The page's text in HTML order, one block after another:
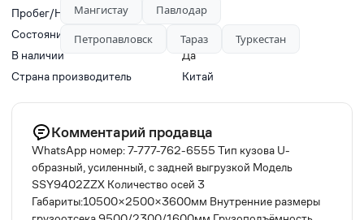
Пробег/Наработки двигателя
0
Состояние
Б/у
В наличии
Да
Страна производитель
Китай
Комментарий продавца
WhatsApp номер: 7-777-762-6555 Тип кузова U-
образный, усиленный, с задней выгрузкой Модель
SSY9402ZZX Количество осей 3
Габариты:10500×2500×3600мм Внутренние размеры
Мангистау
Павлодар
Петропавловск
Тараз Туркестан